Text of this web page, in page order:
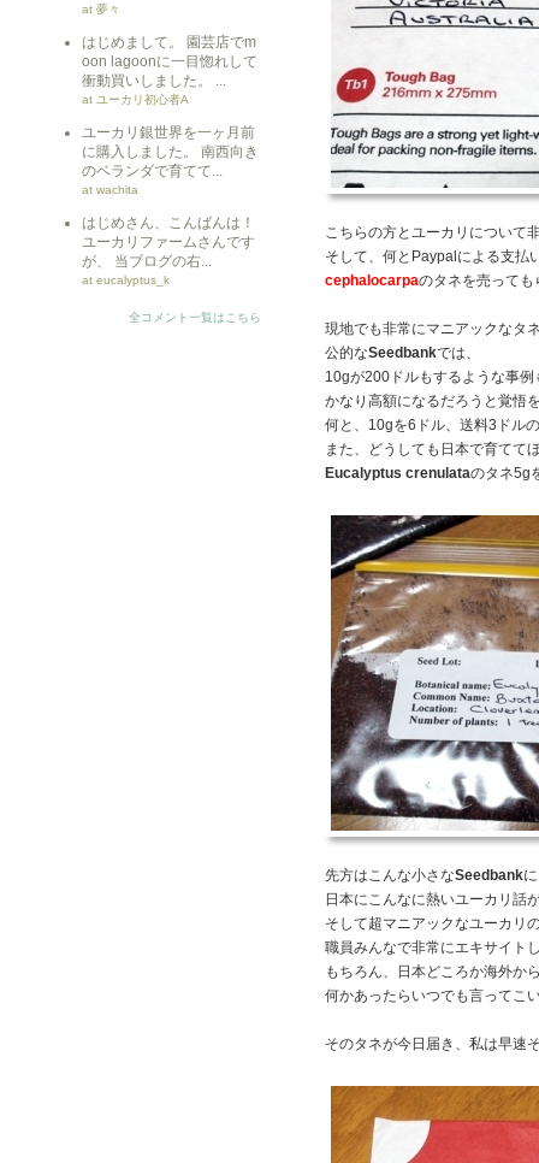
at 夢々
はじめまして。 園芸店でm
oon lagoonに一目惚れして
衝動買いしました。 ...
at ユーカリ初心者A
ユーカリ銀世界を一ヶ月前
に購入しました。 南西向き
のベランダで育てて...
at wachita
はじめさん、こんばんは！
ユーカリファームさんです
が、 当ブログの右...
at eucalyptus_k
全コメント一覧はこちら
こちらの方とユーカリについて
そして、何とPaypalによる支払
cephalocarpaのタネを売って
現地でも非常にマニアックなタ
公的なSeedbankでは、
10gが200ドルもするような事例
かなり高額になるだろうと覚悟
何と、10gを6ドル、送料3ドル
また、どうしても日本で育てて
Eucalyptus crenulataのタネ5g
先方はこんな小さなSeedbank
日本にこんなに熱いユーカリ話
そして超マニアックなユーカリ
職員みんなで非常にエキサイト
もちろん、日本どころか海外か
何かあったらいつでも言ってこ
そのタネが今日届き、私は早速